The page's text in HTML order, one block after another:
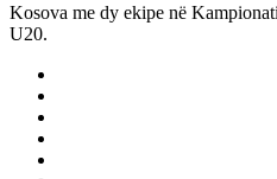
Kosova me dy ekipe në
U20.